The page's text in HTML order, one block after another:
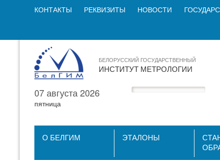
КОНТАКТЫ РЕКВИЗИТЫ НОВОСТИ
БЕЛОРУССКИЙ ГОСУДАРСТВЕННЫЙ
ИНСТИТУТ МЕТРОЛОГИИ
07 августа 2026
пятница
О БЕЛГИМ ЭТАЛОНЫ